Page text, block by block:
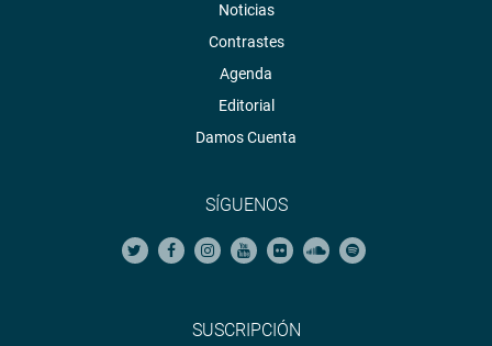
Noticias
Contrastes
Agenda
Editorial
Damos Cuenta
SÍGUENOS
SUSCRIPCIÓN